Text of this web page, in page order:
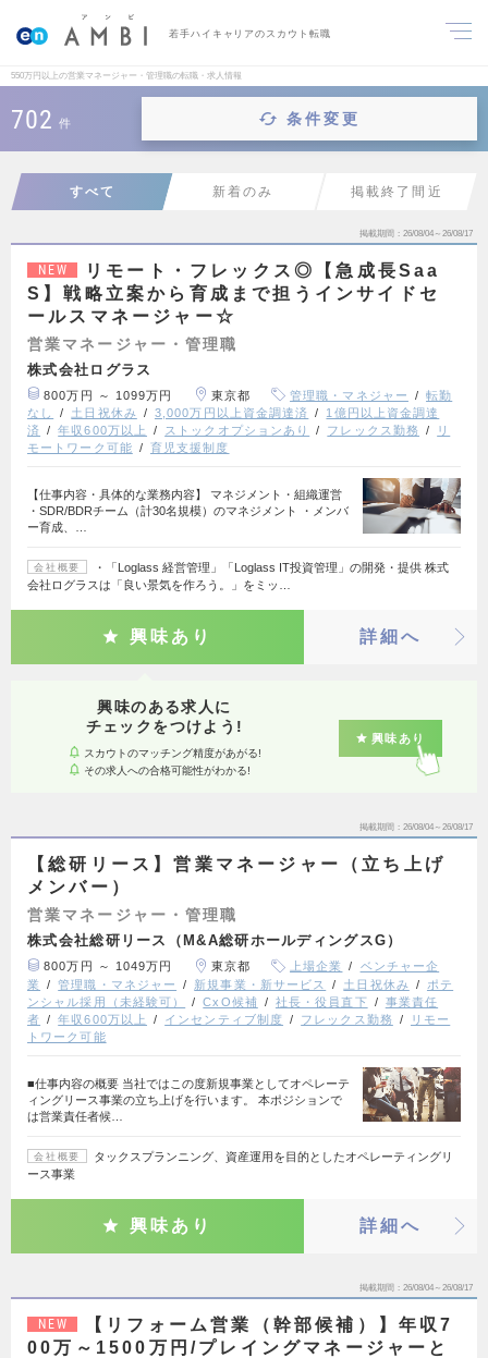
若手ハイキャリアのスカウト転職
550万円以上の営業マネージャー・管理職の転職・求人情報
702 件 条件変更
すべて 新着のみ 掲載終了間近
掲載期間 26/08/04～26/08/17
NEW
リモート・フレックス◎【急成長Saa
S】戦略立案から育成まで担うインサイドセ
ールスマネージャー☆
営業マネージャー・管理職
株式会社ログラス
800万円 ～ 1099万円 東京都 管理職・マネジャー
転勤
なし
土日祝休み 3,000万円以上資金調達済
1億円以上資金調達
済
年収600万以上 ストックオプションあり フレックス勤務
リ
モートワーク可能
育児支援制度
【仕事内容・具体的な業務内容】 マネジメント・組織運営
・SDR/BDRチーム（計30名規模）のマネジメント ・メンバ
ー育成、…
会社概要
・「Loglass 経営管理」「Loglass IT投資管理」の開発・提供 株式
会社ログラスは「良い景気を作ろう。」をミッ…
興味あり 詳細へ
興味のある求人に
チェックをつけよう!
スカウトのマッチング精度があがる!
その求人への合格可能性がわかる!
興味あり
掲載期間 26/08/04～26/08/17
【総研リース】営業マネージャー（立ち上げ
メンバー）
営業マネージャー・管理職
株式会社総研リース（M&A総研ホールディングスG）
800万円 ～ 1049万円 東京都 上場企業
ベンチャー企
業
管理職・マネジャー 新規事業・新サービス 土日祝休み
ポテ
ンシャル採用（未経験可）
CxO候補 社長・役員直下
事業責任
者
年収600万以上 インセンティブ制度 フレックス勤務
リモー
トワーク可能
■仕事内容の概要 当社ではこの度新規事業としてオペレーテ
ィングリース事業の立ち上げを行います。 本ポジションで
は営業責任者候…
会社概要
タックスプランニング、資産運用を目的としたオペレーティングリ
ース事業
興味あり 詳細へ
掲載期間 26/08/04～26/08/17
NEW
【リフォーム営業（幹部候補）】年収7
00万～1500万円/プレイングマネージャーと